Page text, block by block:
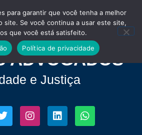
ADVOGADOS
e Justiça
para garantir que você tenha a melhor
site. Se você continua a usar este site,
que você está satisfeito.
Política de privacidade